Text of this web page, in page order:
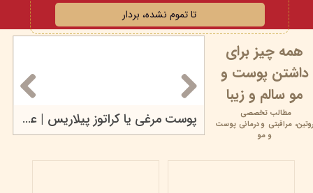
تا تموم نشده، بردار
پوست مرغی یا کراتوز پیلاریس | علت، علائم، درمان و... محصولات مراقبت پوستی بیومیمتیک
همه چیز برای
داشتن پوست و
مو سالم و زیبا
مطالب تخصصی
روتین،مراقبتی ودرمانی پوست
و مو